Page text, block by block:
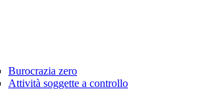
Burocrazia zero
Attività soggette a controllo